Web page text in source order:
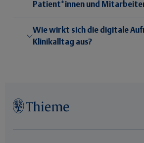
Patient*innen und
Wie wirkt sich die digitale
Klinikalltag aus?